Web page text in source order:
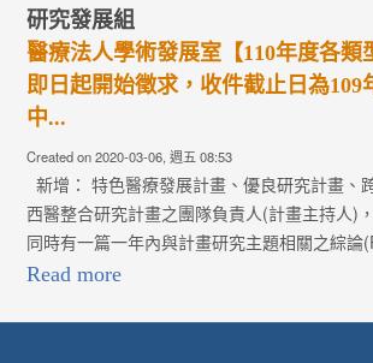
研究發展組
醫療法人學術發展室【110年度各類
即日起開始徵求，收件截止日為109
中...
Created on 2020-03-06, 週五 08:53
新增： 特色醫療發展計畫、優良研究計畫、
西醫整合研究計畫之團隊負責人(計畫主持人)
同時有一篇一年內與計畫研究主題相關之綜論
Read more